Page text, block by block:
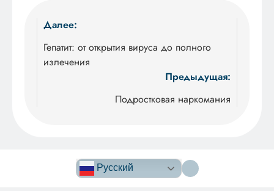
Навигация
по
записям
Предыдущая:
Подростковая наркомания
Далее:
Гепатит: от открытия вируса до полного
излечения
Русский
для
слабовидящих